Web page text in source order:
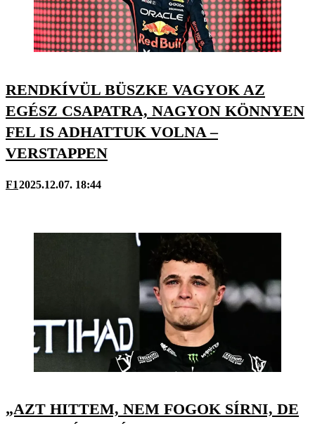
RENDKÍVÜL BÜSZKE VAGYOK AZ
EGÉSZ CSAPATRA, NAGYON KÖNNYEN
FEL IS ADHATTUK VOLNA –
VERSTAPPEN
F12025.12.07. 18:44
„AZT HITTEM, NEM FOGOK SÍRNI, DE